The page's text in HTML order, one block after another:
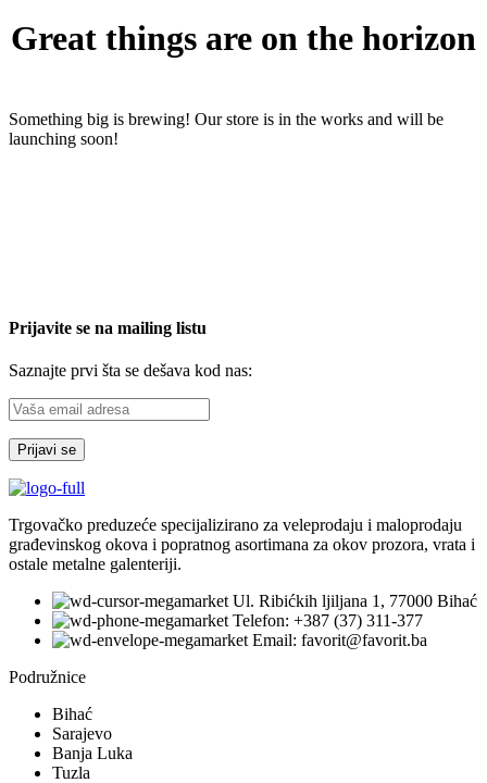
Great things are on the horizon
Something big is brewing! Our store is in the works and will be
launching soon!
Prijavite se na mailing listu
Saznajte prvi šta se dešava kod nas:
Trgovačko preduzeće specijalizirano za veleprodaju i maloprodaju
građevinskog okova i popratnog asortimana za okov prozora, vrata i
ostale metalne galenteriji.
Ul. Ribićkih ljiljana 1, 77000 Bihać
Telefon: +387 (37) 311-377
Email: favorit@favorit.ba
Podružnice
Bihać
Sarajevo
Banja Luka
Tuzla